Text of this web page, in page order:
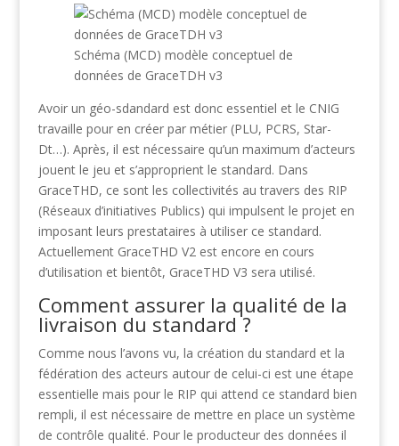
Schéma (MCD) modèle conceptuel de
données de GraceTDH v3
Avoir un géo-sdandard est donc essentiel et le CNIG
travaille pour en créer par métier (PLU, PCRS, Star-
Dt…). Après, il est nécessaire qu’un maximum d’acteurs
jouent le jeu et s’approprient le standard. Dans
GraceTHD, ce sont les collectivités au travers des RIP
(Réseaux d’initiatives Publics) qui impulsent le projet en
imposant leurs prestataires à utiliser ce standard.
Actuellement GraceTHD V2 est encore en cours
d’utilisation et bientôt, GraceTHD V3 sera utilisé.
Comment assurer la qualité de la
livraison du standard ?
Comme nous l’avons vu, la création du standard et la
fédération des acteurs autour de celui-ci est une étape
essentielle mais pour le RIP qui attend ce standard bien
rempli, il est nécessaire de mettre en place un système
de contrôle qualité. Pour le producteur des données il